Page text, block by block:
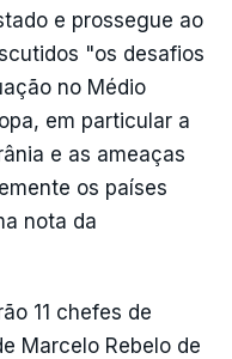
e prossegue ao
"os desafios
no Médio
em particular a
e as ameaças
os países
nota da
11 chefes de
Marcelo Rebelo de